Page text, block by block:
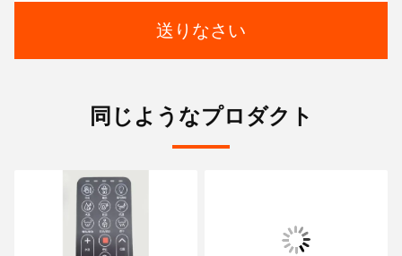
送りなさい
同じようなプロダクト